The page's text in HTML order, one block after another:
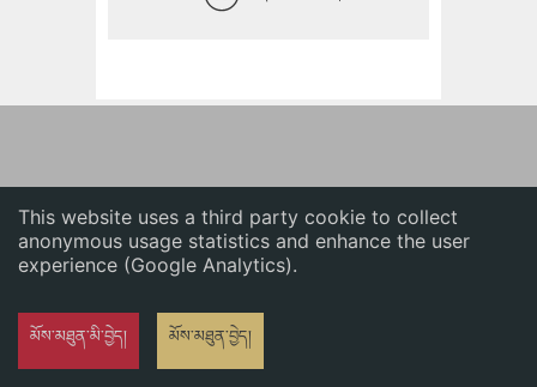
This website uses a third party cookie to collect
anonymous usage statistics and enhance the user
experience (Google Analytics).
མོས་མཐུན་མི་བྱེད། མོས་མཐུན་བྱེད།